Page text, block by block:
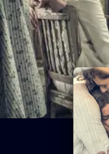
Film Kategorileri
Dizi Kategorileri